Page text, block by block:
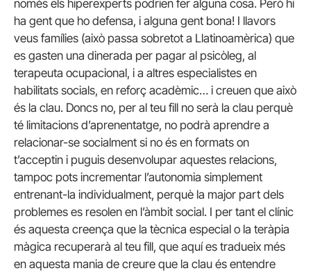
només els hiperexperts podrien fer alguna cosa. Però hi
ha gent que ho defensa, i alguna gent bona! I llavors
veus famílies (això passa sobretot a Llatinoamèrica) que
es gasten una dinerada per pagar al psicòleg, al
terapeuta ocupacional, i a altres especialistes en
habilitats socials, en reforç acadèmic… i creuen que això
és la clau. Doncs no, per al teu fill no serà la clau perquè
té limitacions d’aprenentatge, no podrà aprendre a
relacionar-se socialment si no és en formats on
t’acceptin i puguis desenvolupar aquestes relacions,
tampoc pots incrementar l’autonomia simplement
entrenant-la individualment, perquè la major part dels
problemes es resolen en l’àmbit social. I per tant el clínic
és aquesta creença que la tècnica especial o la teràpia
màgica recuperarà al teu fill, que aquí es tradueix més
en aquesta mania de creure que la clau és entendre